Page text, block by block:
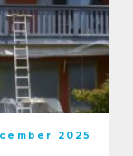
2025